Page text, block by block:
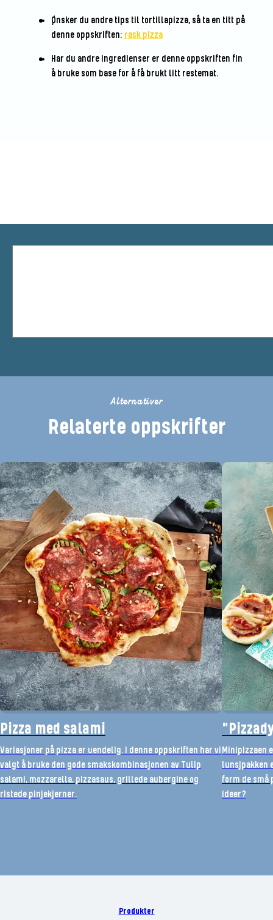
Ønsker du andre tips til tortillapizza, så ta en titt på
denne oppskriften: rask pizza
Har du andre ingredienser er denne oppskriften fin
å bruke som base for å få brukt litt restemat.
Alternativer
Relaterte oppskrifter
Pizza med salami
Variasjoner på pizza er uendelig. I denne oppskriften har vi
valgt å bruke den gode smakskombinasjonen av Tulip
salami, mozzarella, pizzasaus, grillede aubergine og
ristede pinjekjerner.
Minipizzaen
lunsjpakken
form de små
ideer?
Produkter